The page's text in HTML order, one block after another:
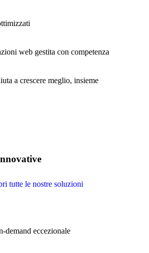
web gestita con competenza
a crescere meglio, insieme
tutte le nostre soluzioni
demand eccezionale